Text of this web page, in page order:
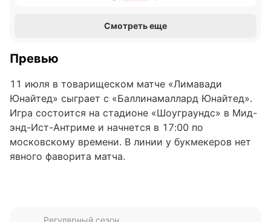
Смотреть еще
Превью
11 июля в товарищеском матче «Лимавади
Юнайтед» сыграет с «Баллинамаллард Юнайтед».
Игра состоится на стадионе «Шоуграундс» в Мид-
энд-Ист-Антриме и начнется в 17:00 по
московскому времени. В линии у букмекеров нет
явного фаворита матча.
Регулярный сезон